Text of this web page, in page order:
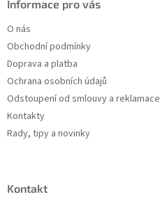
Informace pro vás
O nás
Obchodní podmínky
Doprava a platba
Ochrana osobních údajů
Odstoupení od smlouvy a reklamace
Kontakty
Rady, tipy a novinky
Kontakt